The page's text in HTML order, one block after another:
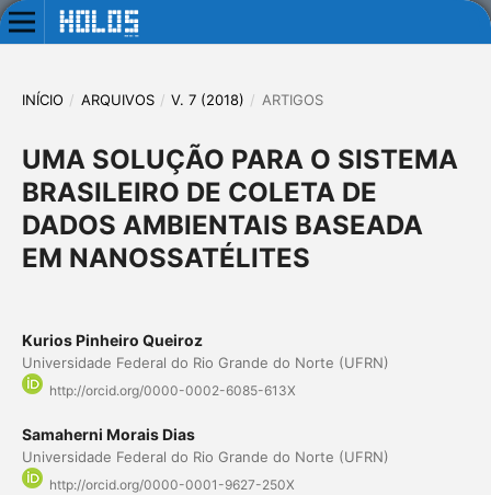
INÍCIO / ARQUIVOS / V. 7 (2018) / ARTIGOS
UMA SOLUÇÃO PARA O SISTEMA
BRASILEIRO DE COLETA DE
DADOS AMBIENTAIS BASEADA
EM NANOSSATÉLITES
Kurios Pinheiro Queiroz
Universidade Federal do Rio Grande do Norte (UFRN)
http://orcid.org/0000-0002-6085-613X
Samaherni Morais Dias
Universidade Federal do Rio Grande do Norte (UFRN)
http://orcid.org/0000-0001-9627-250X